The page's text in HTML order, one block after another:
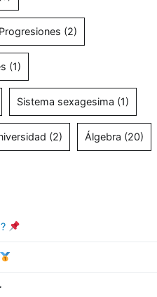
Progresiones (2)
(1)
Sistema sexagesima (1)
(2) Álgebra (20)